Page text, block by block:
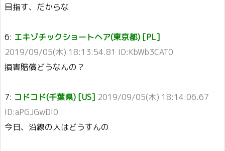
目指す、だからな
6: エキゾチックショートヘア(東京都) [PL]
2019/09/05(木) 18:13:54.81 ID:KbWb3CAT0
損害賠償どうなんの？
7: コドコド(千葉県) [US] 2019/09/05(木) 18:14:06.67
ID:aPGJGwDl0
今日、沿線の人はどうすんの